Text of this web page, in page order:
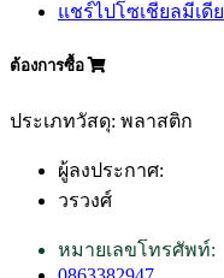
แชร์ไปโซเชียลมีเดีย
ต้องการซื้อ
ประเภทวัสดุ: พลาสติก
ผู้ลงประกาศ:
วรวงศ์
หมายเลขโทรศัพท์: